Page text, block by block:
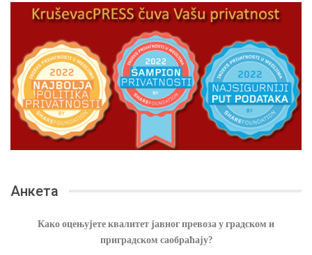
Анкета
Како оцењујете квалитет јавног превоза у градском и
приградском саобраћају?